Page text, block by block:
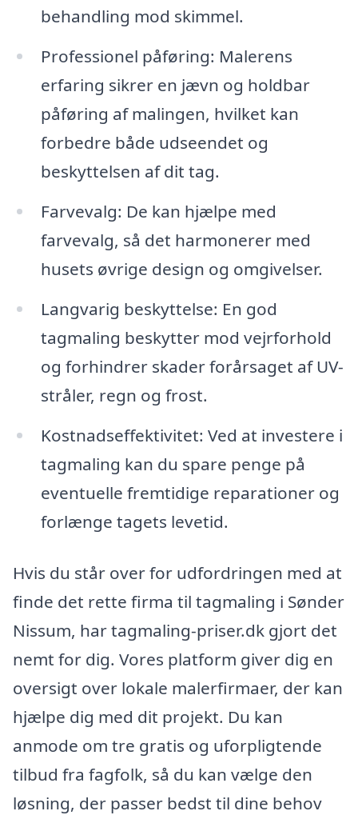
behandling mod skimmel.
Professionel påføring: Malerens
erfaring sikrer en jævn og holdbar
påføring af malingen, hvilket kan
forbedre både udseendet og
beskyttelsen af dit tag.
Farvevalg: De kan hjælpe med
farvevalg, så det harmonerer med
husets øvrige design og omgivelser.
Langvarig beskyttelse: En god
tagmaling beskytter mod vejrforhold
og forhindrer skader forårsaget af UV-
stråler, regn og frost.
Kostnadseffektivitet: Ved at investere i
tagmaling kan du spare penge på
eventuelle fremtidige reparationer og
forlænge tagets levetid.
Hvis du står over for udfordringen med at
finde det rette firma til tagmaling i Sønder
Nissum, har tagmaling-priser.dk gjort det
nemt for dig. Vores platform giver dig en
oversigt over lokale malerfirmaer, der kan
hjælpe dig med dit projekt. Du kan
anmode om tre gratis og uforpligtende
tilbud fra fagfolk, så du kan vælge den
løsning, der passer bedst til dine behov